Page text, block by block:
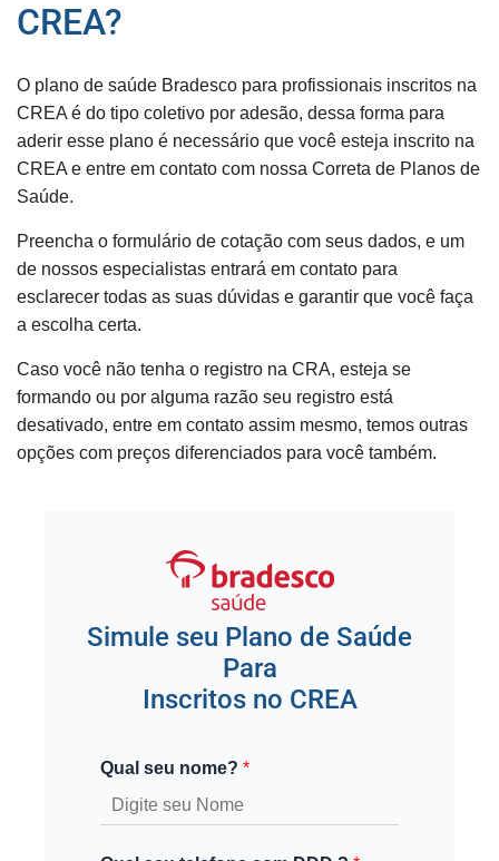
CREA?
O plano de saúde Bradesco para profissionais inscritos na
CREA é do tipo coletivo por adesão, dessa forma para
aderir esse plano é necessário que você esteja inscrito na
CREA e entre em contato com nossa Correta de Planos de
Saúde.
Preencha o formulário de cotação com seus dados, e um
de nossos especialistas entrará em contato para
esclarecer todas as suas dúvidas e garantir que você faça
a escolha certa.
Caso você não tenha o registro na CRA, esteja se
formando ou por alguma razão seu registro está
desativado, entre em contato assim mesmo, temos outras
opções com preços diferenciados para você também.
Simule seu Plano de Saúde
Para
Inscritos no CREA
Qual seu nome? *